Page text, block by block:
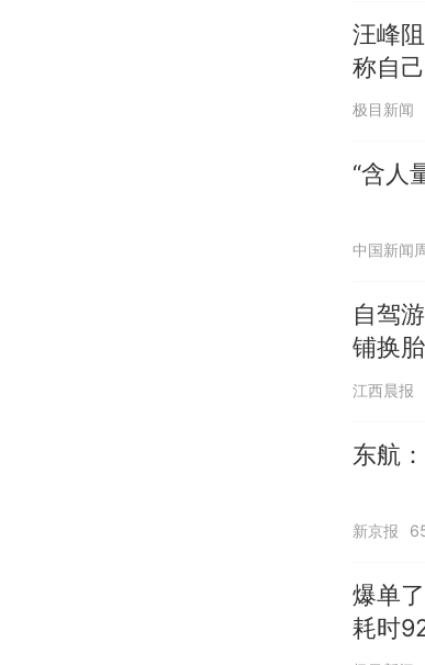
汪峰
称自
极目新闻
“含人
中国新闻
自驾
铺换
江西晨报
东航
新京报
爆单
耗时